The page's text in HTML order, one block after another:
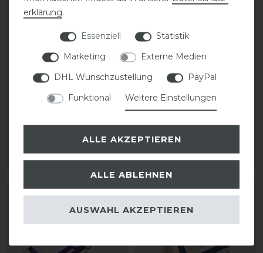
9,95 € *
ARTIKEL MERKEN
24,95 € *
ARTIKEL MERKEN
erklärung.
Essenziell
Statistik
Marketing
Externe Medien
DHL Wunschzustellung
PayPal
Funktional
Weitere Einstellungen
ALLE AKZEPTIEREN
ALLE ABLEHNEN
AUSWAHL AKZEPTIEREN